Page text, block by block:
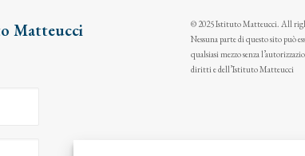
Matteucci
© 2025 Istituto Matteucci. All
Nessuna parte di questo sito può
qualsiasi mezzo senza
diritti e dell’Istituto Matteucci